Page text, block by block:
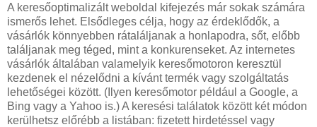
A keresőoptimalizált weboldal kifejezés már sokak számára
ismerős lehet. Elsődleges célja, hogy az érdeklődők, a
vásárlók könnyebben rátaláljanak a honlapodra, sőt, előbb
találjanak meg téged, mint a konkurenseket. Az internetes
vásárlók általában valamelyik keresőmotoron keresztül
kezdenek el nézelődni a kívánt termék vagy szolgáltatás
lehetőségei között. (Ilyen keresőmotor például a Google, a
Bing vagy a Yahoo is.) A keresési találatok között két módon
kerülhetsz előrébb a listában: fizetett hirdetéssel vagy